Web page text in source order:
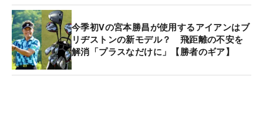
今季初Vの宮本勝昌が使用するアイアンはブ
リヂストンの新モデル？ 飛距離の不安を
解消「プラスなだけに」【勝者のギア】